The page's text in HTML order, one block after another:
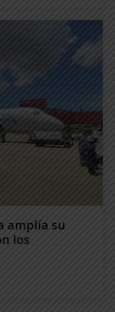
amplía su
los